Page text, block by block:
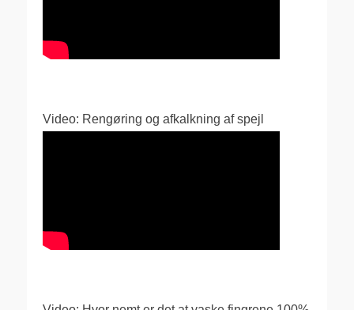
Video: Rengøring og afkalkning af spejl